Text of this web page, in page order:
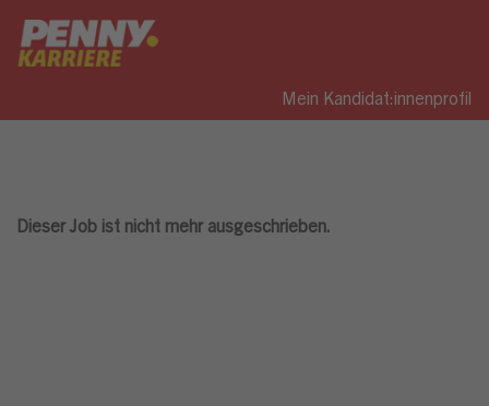
Mein Kandidat:innenprofil
Dieser Job ist nicht mehr ausgeschrieben.